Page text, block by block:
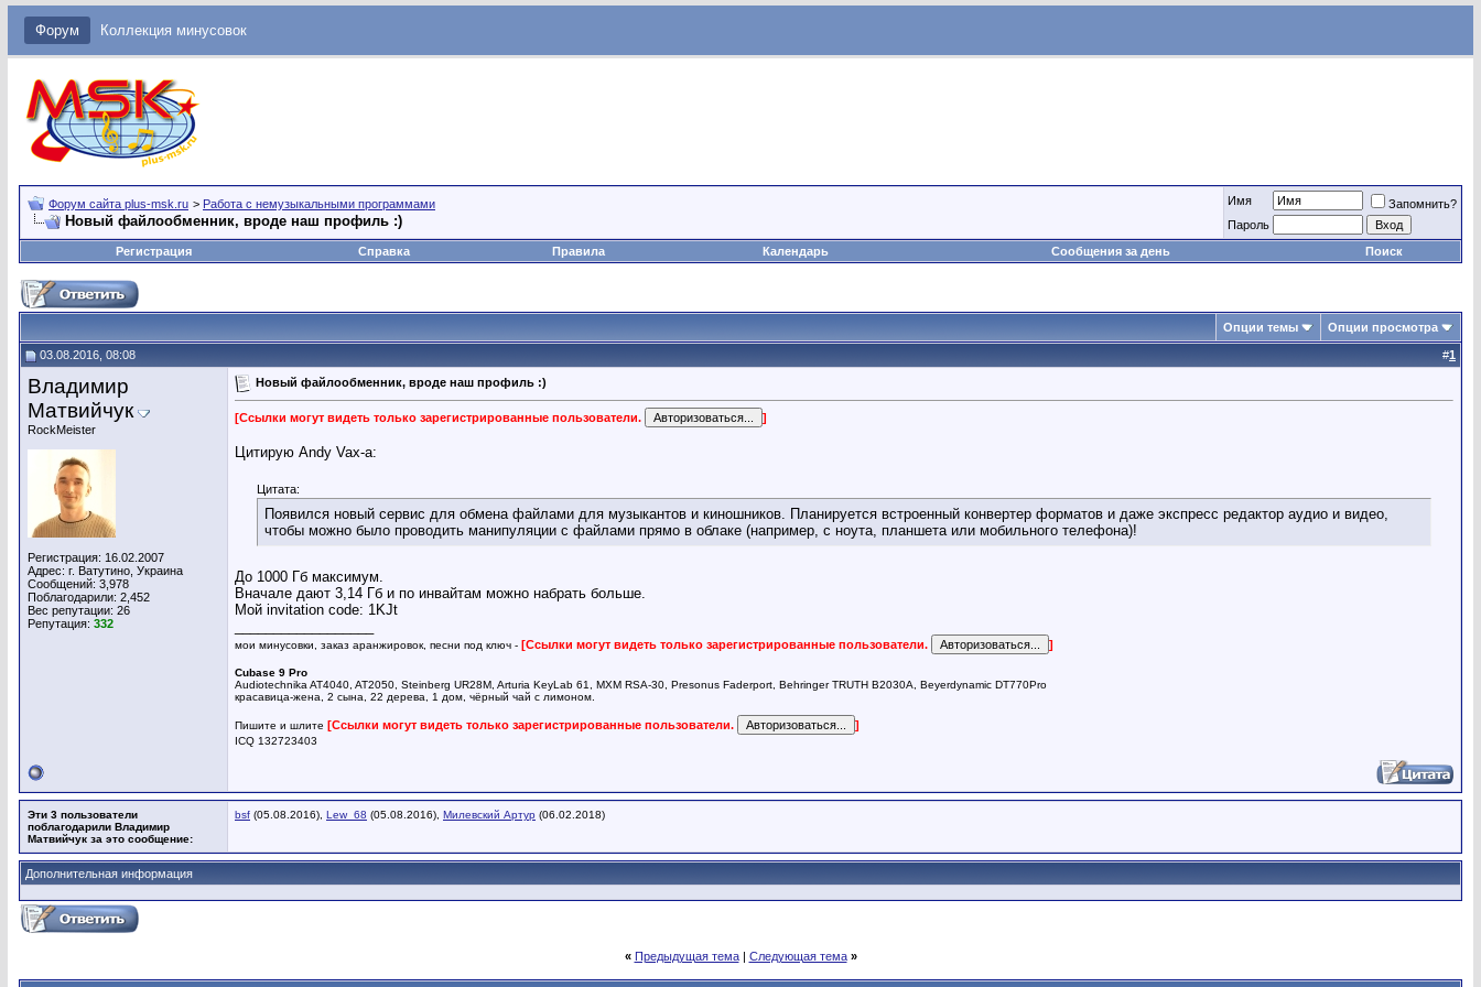
Форум Коллекция минусовок
Форум сайта plus-msk.ru > Работа с немузыкальными программами
Новый файлообменник, вроде наш профиль :)
Имя
Запомнить?
Пароль
Регистрация
Справка Правила Календарь Сообщения за день Поиск
Опции темы Опции просмотра
03.08.2016, 08:08 #1
Владимир
Матвийчук
RockMeister
Регистрация: 16.02.2007
Адрес: г. Ватутино, Украина
Сообщений: 3,978
Поблагодарили: 2,452
Вес репутации: 26
Репутация: 332
Новый файлообменник, вроде наш профиль :)
[Ссылки могут видеть только зарегистрированные пользователи. ]
Цитирую Andy Vax-a:
Цитата:
Появился новый сервис для обмена файлами для музыкантов и киношников. Планируется встроенный конвертер форматов и даже экспресс редактор аудио и видео,
чтобы можно было проводить манипуляции с файлами прямо в облаке (например, с ноута, планшета или мобильного телефона)!
До 1000 Гб максимум.
Вначале дают 3,14 Гб и по инвайтам можно набрать больше.
Мой invitation code: 1KJt
мои минусовки, заказ аранжировок, песни под ключ - [Ссылки могут видеть только зарегистрированные пользователи. ]
Cubase 9 Pro
Audiotechnika AT4040, AT2050, Steinberg UR28M, Arturia KeyLab 61, MXM RSA-30, Presonus Faderport, Behringer TRUTH B2030A, Beyerdynamic DT770Pro
красавица-жена, 2 сына, 22 дерева, 1 дом, чёрный чай с лимоном.
Пишите и шлите [Ссылки могут видеть только зарегистрированные пользователи. ]
ICQ 132723403
Эти 3 пользователи
поблагодарили Владимир
Матвийчук за это сообщение:
bsf (05.08.2016), Lew_68 (05.08.2016), Милевский Артур (06.02.2018)
Дополнительная информация
« Предыдущая тема| Следующая тема »